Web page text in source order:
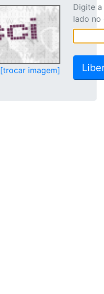
[trocar imagem]
Digite
lado no